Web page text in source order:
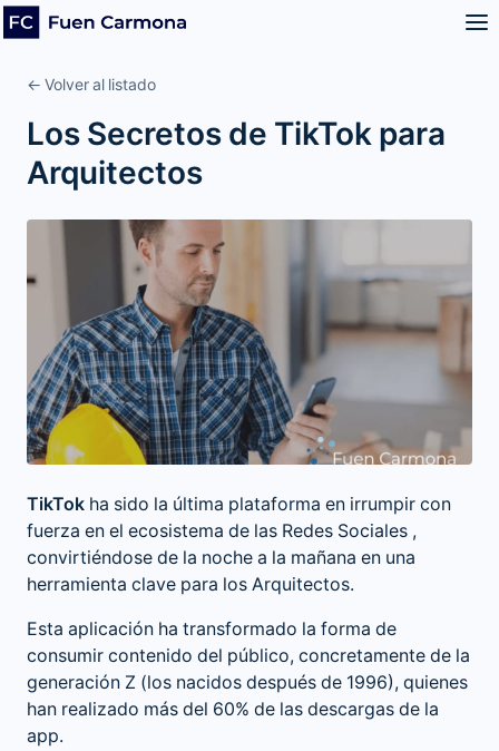
← Volver al listado
Los Secretos de TikTok para
Arquitectos
TikTok ha sido la última plataforma en irrumpir con
fuerza en el ecosistema de las Redes Sociales ,
convirtiéndose de la noche a la mañana en una
herramienta clave para los Arquitectos.
Esta aplicación ha transformado la forma de
consumir contenido del público, concretamente de la
generación Z (los nacidos después de 1996), quienes
han realizado más del 60% de las descargas de la
app.